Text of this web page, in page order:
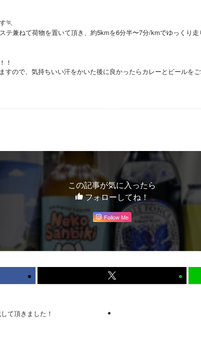
🏃
テ兼ねて荷物を置いて頂き、約5kmを6分半〜7分/kmでゆっくり
！
すので、気持ちいい汗をかいた後に良かったらカレーとビールをご
この記事が気に入ったら
フォローしてね！
Follow Me
て頂きました！